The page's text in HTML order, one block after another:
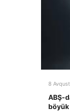
8
ABŞ-
böyük